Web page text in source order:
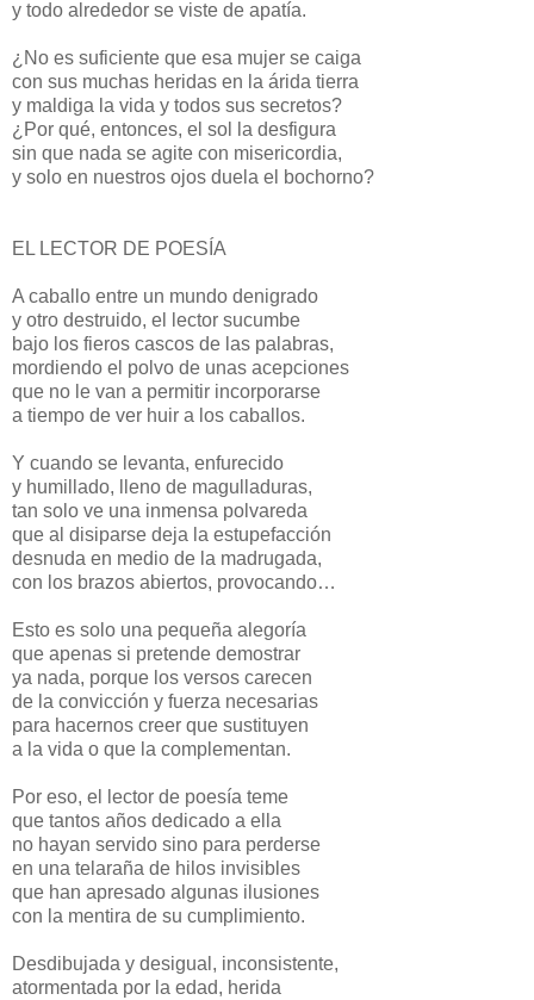
y todo alrededor se viste de apatía.
¿No es suficiente que esa mujer se caiga
con sus muchas heridas en la árida tierra
y maldiga la vida y todos sus secretos?
¿Por qué, entonces, el sol la desfigura
sin que nada se agite con misericordia,
y solo en nuestros ojos duela el bochorno?
EL LECTOR DE POESÍA
A caballo entre un mundo denigrado
y otro destruido, el lector sucumbe
bajo los fieros cascos de las palabras,
mordiendo el polvo de unas acepciones
que no le van a permitir incorporarse
a tiempo de ver huir a los caballos.
Y cuando se levanta, enfurecido
y humillado, lleno de magulladuras,
tan solo ve una inmensa polvareda
que al disiparse deja la estupefacción
desnuda en medio de la madrugada,
con los brazos abiertos, provocando…
Esto es solo una pequeña alegoría
que apenas si pretende demostrar
ya nada, porque los versos carecen
de la convicción y fuerza necesarias
para hacernos creer que sustituyen
a la vida o que la complementan.
Por eso, el lector de poesía teme
que tantos años dedicado a ella
no hayan servido sino para perderse
en una telaraña de hilos invisibles
que han apresado algunas ilusiones
con la mentira de su cumplimiento.
Desdibujada y desigual, inconsistente,
atormentada por la edad, herida